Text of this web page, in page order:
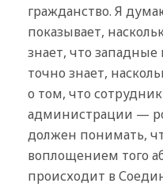
гражданство. Я
показывает,
знает, что
точно знает,
о том, что
администрации —
должен понимать,
воплощением того
происходит в